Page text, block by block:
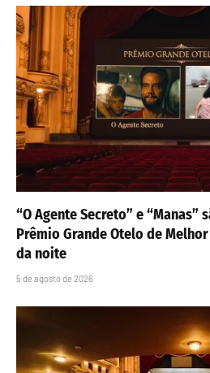
“O Agente Secreto” e “Manas”
Prêmio Grande Otelo de
da noite
5 de agosto de 2026